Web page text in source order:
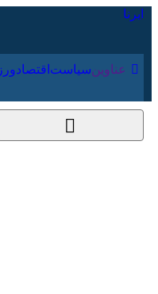
عناوین‌ سیاست اقتصاد